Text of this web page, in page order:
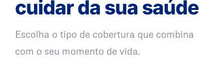
cuidar da sua saúde
Escolha o tipo de cobertura que combina
com o seu momento de vida.